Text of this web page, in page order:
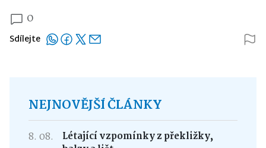
0
Sdílejte
NEJNOVĚJŠÍ ČLÁNKY
8. 08.
Létající vzpomínky z překližky,